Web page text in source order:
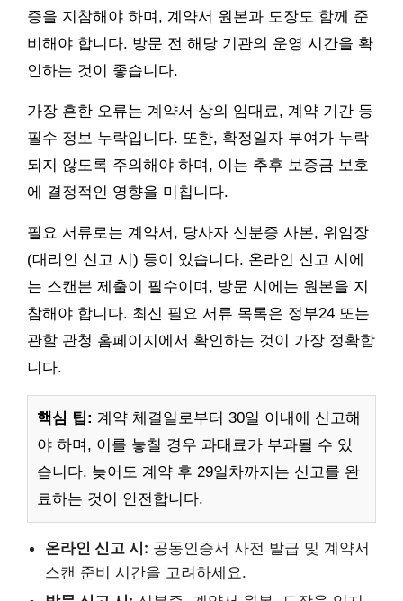
증을 지참해야 하며, 계약서 원본과 도장도 함께 준
비해야 합니다. 방문 전 해당 기관의 운영 시간을 확
인하는 것이 좋습니다.
가장 흔한 오류는 계약서 상의 임대료, 계약 기간 등
필수 정보 누락입니다. 또한, 확정일자 부여가 누락
되지 않도록 주의해야 하며, 이는 추후 보증금 보호
에 결정적인 영향을 미칩니다.
필요 서류로는 계약서, 당사자 신분증 사본, 위임장
(대리인 신고 시) 등이 있습니다. 온라인 신고 시에
는 스캔본 제출이 필수이며, 방문 시에는 원본을 지
참해야 합니다. 최신 필요 서류 목록은 정부24 또는
관할 관청 홈페이지에서 확인하는 것이 가장 정확합
니다.
핵심 팁: 계약 체결일로부터 30일 이내에 신고해
야 하며, 이를 놓칠 경우 과태료가 부과될 수 있
습니다. 늦어도 계약 후 29일차까지는 신고를 완
료하는 것이 안전합니다.
온라인 신고 시: 공동인증서 사전 발급 및 계약서
스캔 준비 시간을 고려하세요.